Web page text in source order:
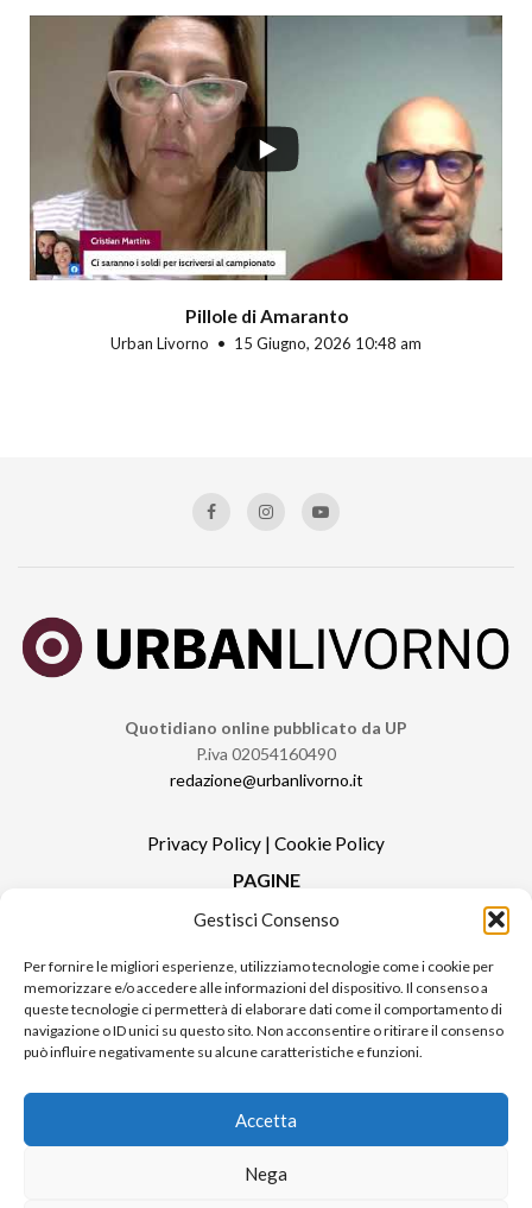
Gestisci Consenso
Per fornire le migliori esperienze, utilizziamo tecnologie come i cookie per
memorizzare e/o accedere alle informazioni del dispositivo. Il consenso a
queste tecnologie ci permetterà di elaborare dati come il comportamento di
navigazione o ID unici su questo sito. Non acconsentire o ritirare il consenso
può influire negativamente su alcune caratteristiche e funzioni.
Accetta
Nega
Pillole di Amaranto
Urban Livorno 15 Giugno, 2026 10:48 am
Quotidiano online pubblicato da UP
P.iva 02054160490
redazione@urbanlivorno.it
Privacy Policy | Cookie Policy
PAGINE
Redazione
Contatti
Pubblicità
Sitemap
RUBRICHE
Urban Video